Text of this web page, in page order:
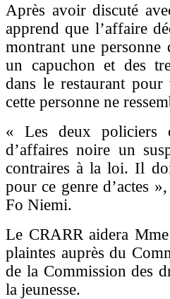
Après avoir discuté
apprend que l’affaire
montrant une personne
un capuchon et des
dans le restaurant
cette personne ne
« Les deux policiers
d’affaires noire un
contraires à la loi. Il
pour ce genre d’actes
Fo Niemi.
Le CRARR aidera
plaintes auprès du
de la Commission des
la jeunesse.